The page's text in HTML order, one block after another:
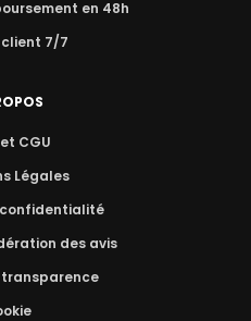
en 48h
client 7/7
CGU
Légales
des avis